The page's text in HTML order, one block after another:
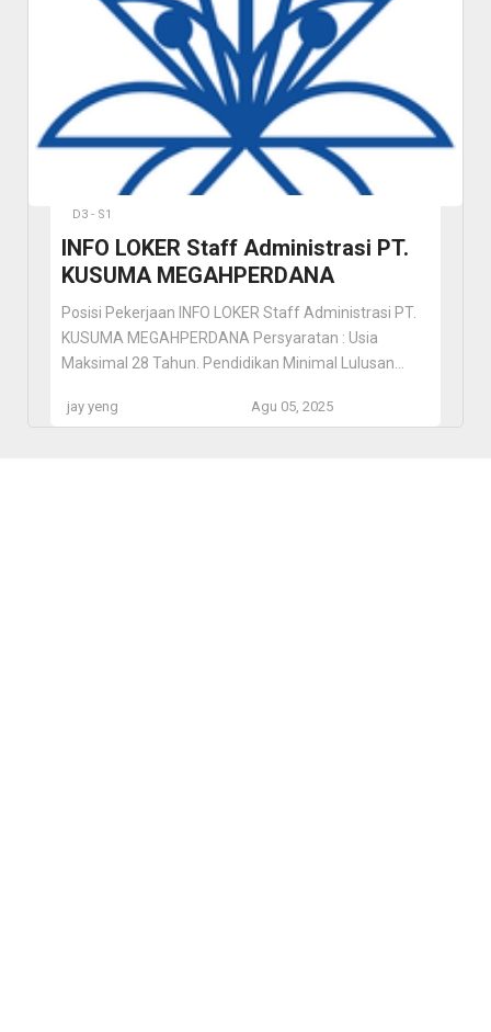
and Industry in 1948 (at present, Ministry of
Economy, Trade and Industry) […]
D3 - S1
INFO LOKER Staff Administrasi PT.
KUSUMA MEGAHPERDANA
Posisi Pekerjaan INFO LOKER Staff Administrasi PT.
KUSUMA MEGAHPERDANA Persyaratan : Usia
Maksimal 28 Tahun. Pendidikan Minimal Lulusan
Dapat Mengoperasikan Komputer Dengan Baik.
jay yeng Agu 05, 2025